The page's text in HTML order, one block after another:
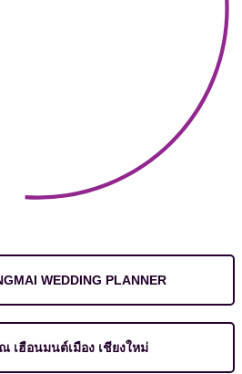
WEDDING PLANNER
เฮือนมนต์เมือง เชียงใหม่